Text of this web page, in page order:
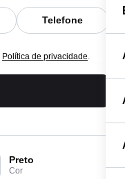
Preto
Cor
Telefone
Política de privacidade